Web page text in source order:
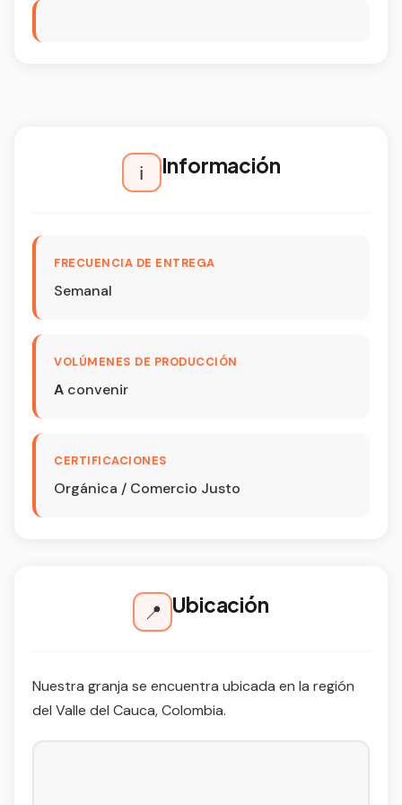
ℹ️ Información
FRECUENCIA DE ENTREGA
Semanal
VOLÚMENES DE PRODUCCIÓN
A convenir
CERTIFICACIONES
Orgánica / Comercio Justo
📍 Ubicación
Nuestra granja se encuentra ubicada en la región
del Valle del Cauca, Colombia.